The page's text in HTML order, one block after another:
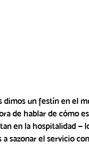
dimos un festín en el
de hablar de cómo
en la hospitalidad —
sazonar el servicio